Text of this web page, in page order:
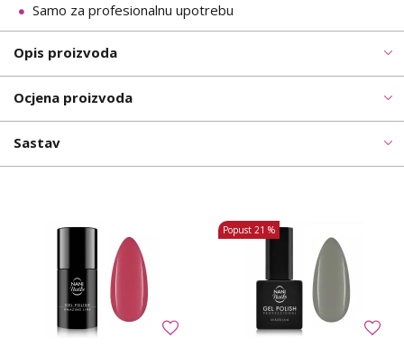
Samo za profesionalnu upotrebu
Opis proizvoda
Ocjena proizvoda
Sastav
Popust 21 %